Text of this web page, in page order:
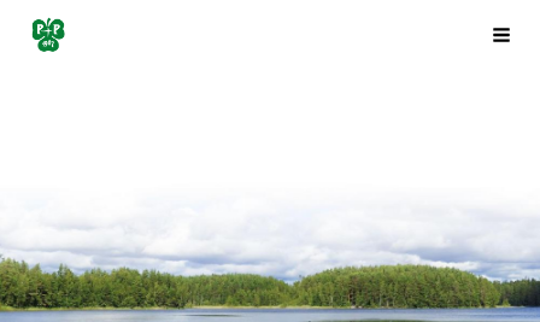
Siirry
sivun
Porin Pyrintö ry